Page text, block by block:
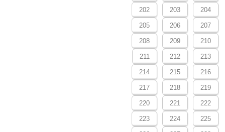
202 203 204
205 206 207
208 209 210
211 212 213
214 215 216
217 218 219
220 221 222
223 224 225